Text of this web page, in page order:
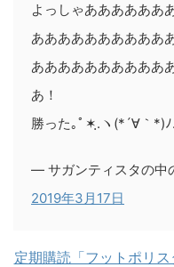
よっしゃああああああ
ああああああああああ
ああああああああああ
あ！
勝った｡ﾟ✶ฺ.ヽ(*´∀｀*)
— サガンティスタの中
2019年3月17日
定期購読「フットポリス